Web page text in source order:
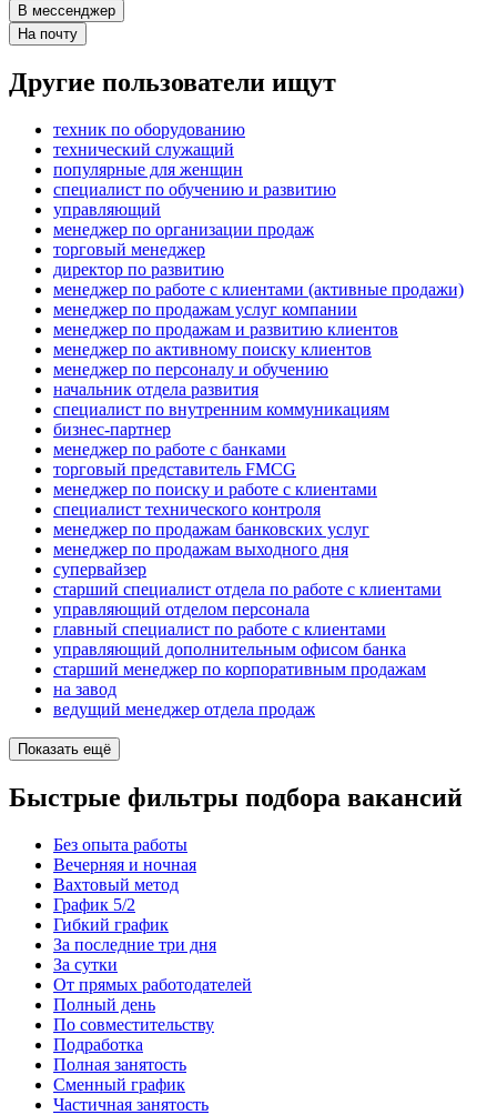
В мессенджер
На почту
Другие пользователи ищут
техник по оборудованию
технический служащий
популярные для женщин
специалист по обучению и развитию
управляющий
менеджер по организации продаж
торговый менеджер
директор по развитию
менеджер по работе с клиентами (активные продажи)
менеджер по продажам услуг компании
менеджер по продажам и развитию клиентов
менеджер по активному поиску клиентов
менеджер по персоналу и обучению
начальник отдела развития
специалист по внутренним коммуникациям
бизнес-партнер
менеджер по работе с банками
торговый представитель FMCG
менеджер по поиску и работе с клиентами
специалист технического контроля
менеджер по продажам банковских услуг
менеджер по продажам выходного дня
супервайзер
старший специалист отдела по работе с клиентами
управляющий отделом персонала
главный специалист по работе с клиентами
управляющий дополнительным офисом банка
старший менеджер по корпоративным продажам
на завод
ведущий менеджер отдела продаж
Показать ещё
Быстрые фильтры подбора вакансий
Без опыта работы
Вечерняя и ночная
Вахтовый метод
График 5/2
Гибкий график
За последние три дня
За сутки
От прямых работодателей
Полный день
По совместительству
Подработка
Полная занятость
Сменный график
Частичная занятость